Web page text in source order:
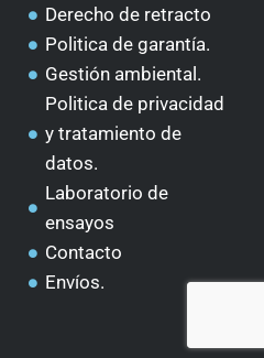
Derecho de retracto
Politica de garantía.
Gestión ambiental.
Politica de privacidad
y tratamiento de
datos.
Laboratorio de
ensayos
Contacto
Envíos.